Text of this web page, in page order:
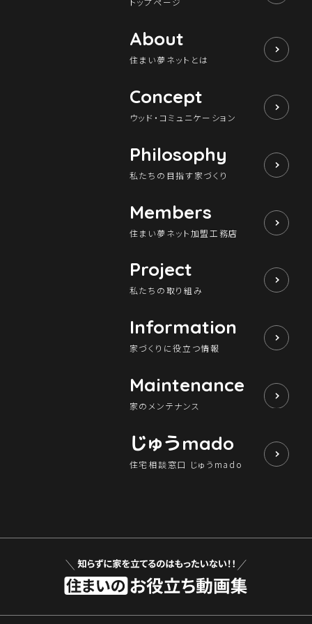
About
住まい夢ネットとは
Concept
ウッド・コミュニケーション
Philosophy
私たちの目指す家づくり
Members
住まい夢ネット加盟工務店
Project
私たちの取り組み
Information
家づくりに役立つ情報
Maintenance
家のメンテナンス
じゅうmado
住宅相談窓口 じゅうmado